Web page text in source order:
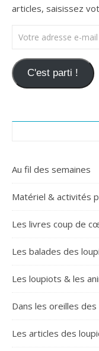
articles, saisissez
Votre adresse e-mail
C'est parti !
Au fil des semaines
Matériel & activités
Les livres coup de
Les balades des
Les loupiots & les
Dans les oreilles
Les articles des